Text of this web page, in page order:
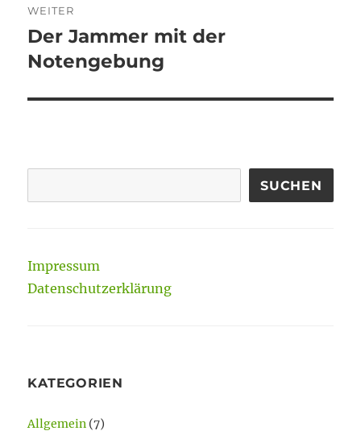
WEITER
Nächster
Beitrag:
Der Jammer mit der
Notengebung
SUCHEN
Impressum
Datenschutzerklärung
KATEGORIEN
Allgemein (7)